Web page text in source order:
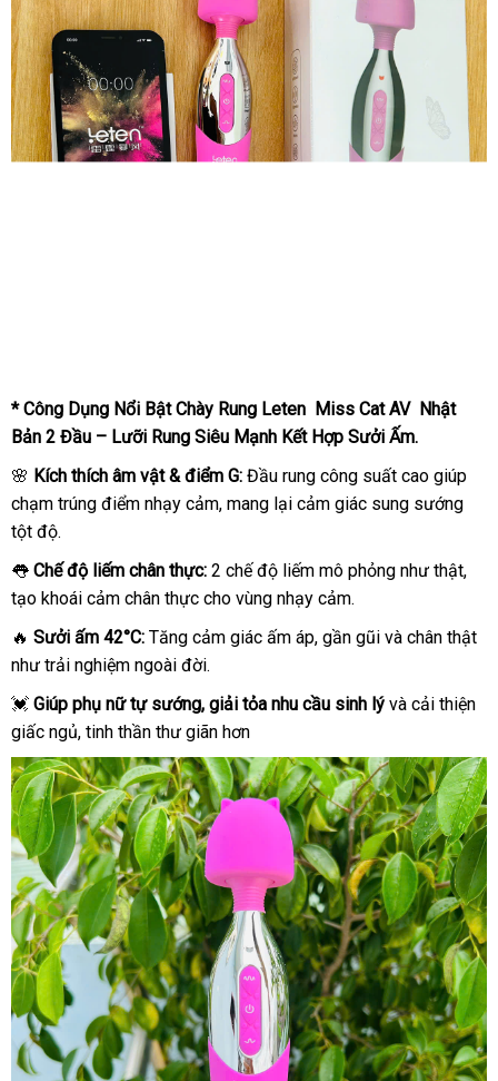
* Công Dụng Nổi Bật Chày Rung Leten Miss Cat AV Nhật
Bản 2 Đầu – Lưỡi Rung Siêu Mạnh Kết Hợp Sưởi Ấm.
🌸 Kích thích âm vật & điểm G: Đầu rung công suất cao giúp
chạm trúng điểm nhạy cảm, mang lại cảm giác sung sướng
tột độ.
👅 Chế độ liếm chân thực: 2 chế độ liếm mô phỏng như thật,
tạo khoái cảm chân thực cho vùng nhạy cảm.
🔥 Sưởi ấm 42°C: Tăng cảm giác ấm áp, gần gũi và chân thật
như trải nghiệm ngoài đời.
💓 Giúp phụ nữ tự sướng, giải tỏa nhu cầu sinh lý và cải thiện
giấc ngủ, tinh thần thư giãn hơn